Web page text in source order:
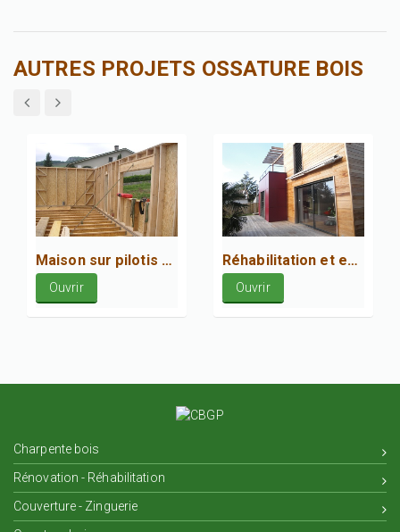
AUTRES PROJETS OSSATURE BOIS
Maison sur pilotis en construction à Oriol en Royans
Ouvrir
Réhabilitation et extension d'une maison à Romans sur Isère
Ouvrir
Charpente bois
Rénovation - Réhabilitation
Couverture - Zinguerie